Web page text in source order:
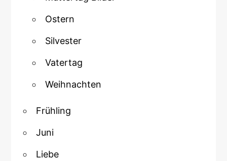
Ostern
Silvester
Vatertag
Weihnachten
Frühling
Juni
Liebe